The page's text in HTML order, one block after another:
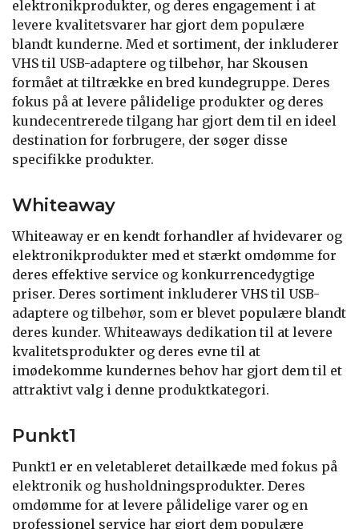
elektronikprodukter, og deres engagement i at
levere kvalitetsvarer har gjort dem populære
blandt kunderne. Med et sortiment, der inkluderer
VHS til USB-adaptere og tilbehør, har Skousen
formået at tiltrække en bred kundegruppe. Deres
fokus på at levere pålidelige produkter og deres
kundecentrerede tilgang har gjort dem til en ideel
destination for forbrugere, der søger disse
specifikke produkter.
Whiteaway
Whiteaway er en kendt forhandler af hvidevarer og
elektronikprodukter med et stærkt omdømme for
deres effektive service og konkurrencedygtige
priser. Deres sortiment inkluderer VHS til USB-
adaptere og tilbehør, som er blevet populære blandt
deres kunder. Whiteaways dedikation til at levere
kvalitetsprodukter og deres evne til at
imødekomme kundernes behov har gjort dem til et
attraktivt valg i denne produktkategori.
Punkt1
Punkt1 er en veletableret detailkæde med fokus på
elektronik og husholdningsprodukter. Deres
omdømme for at levere pålidelige varer og en
professionel service har gjort dem populære